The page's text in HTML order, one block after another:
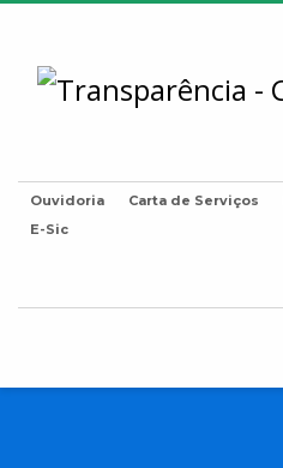
Ouvidoria Carta de Serviços
E-Sic